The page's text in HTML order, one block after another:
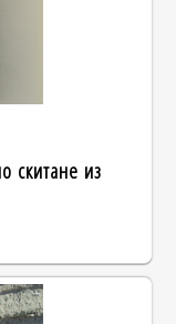
скитане из